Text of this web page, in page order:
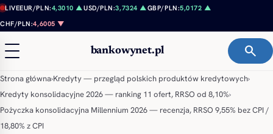
Przejdź do treści
LIVEEUR/PLN:4,3010 ▲USD/PLN:3,7324 ▲GBP/PLN:5,0172 ▲
CHF/PLN:4,6005 ▼
bankowynet.pl search
Strona główna›Kredyty — przegląd polskich produktów kredytowych›
Kredyty konsolidacyjne 2026 — ranking 11 ofert, RRSO od 8,10%›
Pożyczka konsolidacyjna Millennium 2026 — recenzja, RRSO 9,55% bez CPI /
18,80% z CPI